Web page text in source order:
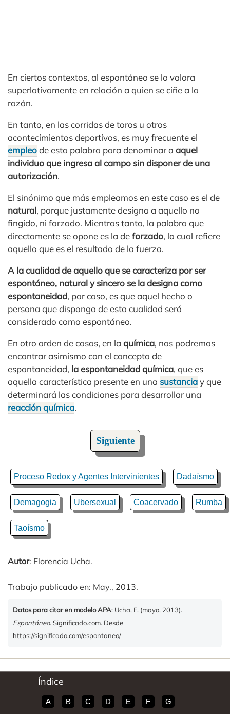
En ciertos contextos, al espontáneo se lo valora
superlativamente en relación a quien se ciñe a la
razón.
En tanto, en las corridas de toros u otros
acontecimientos deportivos, es muy frecuente el
empleode esta palabra para denominar a aquel
individuo que ingresa al campo sin disponer de una
autorización.
El sinónimo que más empleamos en este caso es el de
natural, porque justamente designa a aquello no
fingido, ni forzado. Mientras tanto, la palabra que
directamente se opone es la deforzado, la cual refiere
aquello que es el resultado de la fuerza.
A la cualidad de aquello que se caracteriza por ser
espontáneo, natural y sincero se la designa como
espontaneidad, por caso, es que aquel hecho o
persona que disponga de esta cualidad será
considerado como espontáneo.
En otro orden de cosas, en la química, nos podremos
encontrar asimismo con el concepto de
espontaneidad, la espontaneidad química, que es
aquella característica presente en una sustanciay que
determinará las condiciones para desarrollar una
reacción química.
Siguiente
Proceso Redox y Agentes Intervinientes Dadaísmo
Demagogia Ubersexual Coacervado Rumba
Taoísmo
Autor: Florencia Ucha.
Trabajo publicado en: May., 2013.
Datos para citar en modelo APA: Ucha, F. (mayo, 2013).
Espontáneo. Significado.com. Desde
https://significado.com/espontaneo/
Índice
A B C D E F G